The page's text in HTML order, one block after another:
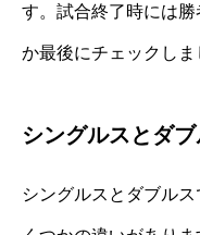
す。試合終了時には
か最後にチェックしま
シングルスとダ
シングルスとダブル